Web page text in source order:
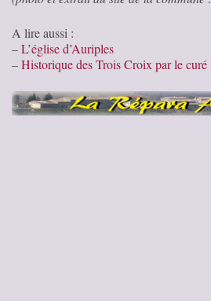
A lire aussi :
–L’église d’Auriples
–Historique des Trois Croix par le